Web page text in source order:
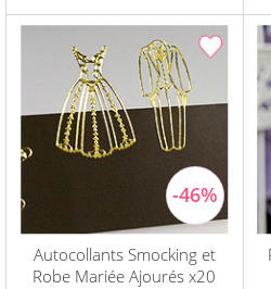
Autocollants Smocking et
Robe Mariée Ajourés x20